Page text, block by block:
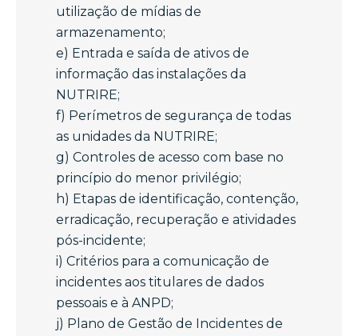
utilização de mídias de
armazenamento;
e) Entrada e saída de ativos de
informação das instalações da
NUTRIRE;
f) Perímetros de segurança de todas
as unidades da NUTRIRE;
g) Controles de acesso com base no
princípio do menor privilégio;
h) Etapas de identificação, contenção,
erradicação, recuperação e atividades
pós-incidente;
i) Critérios para a comunicação de
incidentes aos titulares de dados
pessoais e à ANPD;
j) Plano de Gestão de Incidentes de